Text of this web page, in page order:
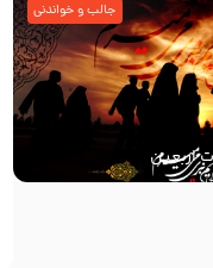
اربعین
جالب و خواندنی